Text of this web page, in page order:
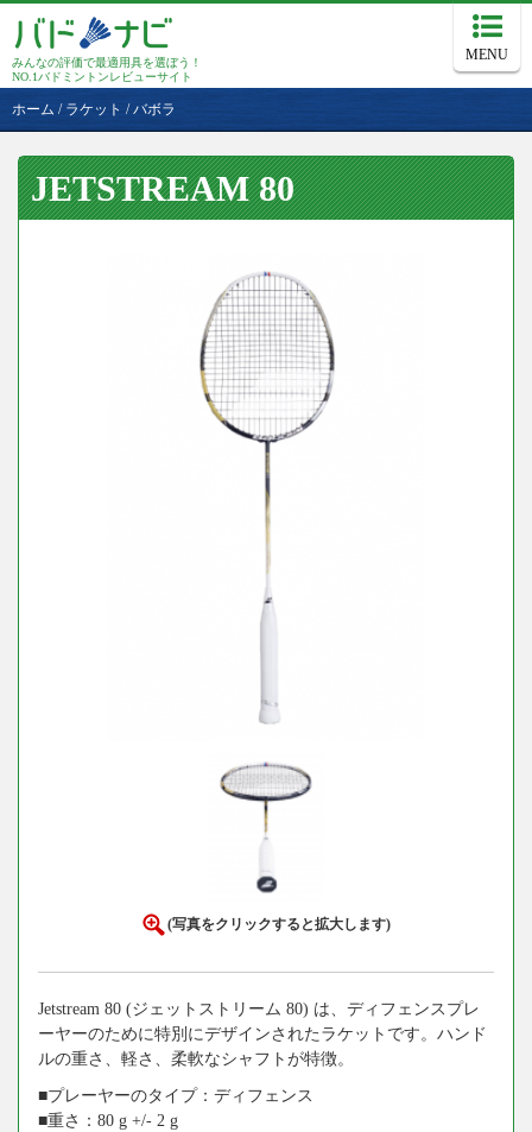
みんなの評価で最適用具を選ぼう！
NO.1バドミントンレビューサイト
MENU
ホーム / ラケット /バボラ
JETSTREAM 80
(写真をクリックすると拡大します)
Jetstream 80 (ジェットストリーム 80) は、ディフェンスプレ
ーヤーのために特別にデザインされたラケットです。ハンド
ルの重さ、軽さ、柔軟なシャフトが特徴。
■プレーヤーのタイプ：ディフェンス
■重さ：80 g +/- 2 g